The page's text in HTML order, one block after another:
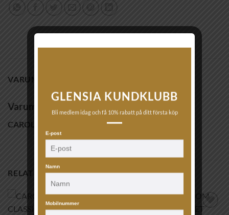
VARUMÄRKE
Varumärke
CAROLINE SVEDBOM
RELATERADE PRODUKTER
GLENSIA KUNDKLUBB
Bli medlem idag och få 10% rabatt på ditt första köp
E-post
Namn
Mobilnummer